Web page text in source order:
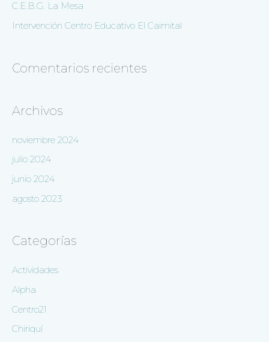
C.E.B.G. La Mesa
Intervención Centro Educativo El Caimital
Comentarios recientes
Archivos
noviembre 2024
julio 2024
junio 2024
agosto 2023
Categorías
Actividades
Alpha
Centro21
Chiriquí